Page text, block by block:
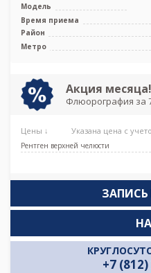
Модель
Время приема
Район
Метро
Акция месяца!
Флюорография за
Цены ↓ Указана цена с
Рентген верхней челюсти
+7